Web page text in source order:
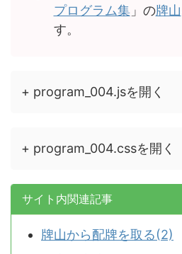
プログラム集」の牌山
す。
+ program_004.jsを開く
+ program_004.cssを開く
サイト内関連記事
牌山から配牌を取る(2)